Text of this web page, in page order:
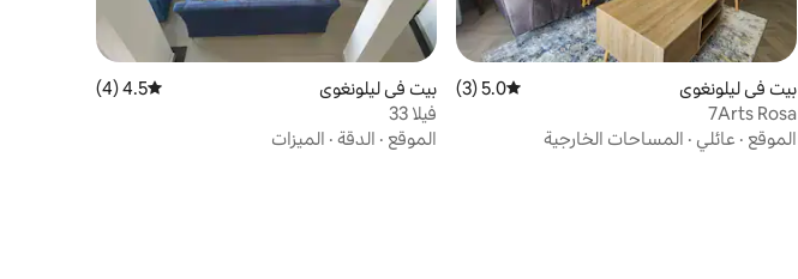
بيت في ليلونغوي متوسط التقييم 5.0 من 5، 3 مراجعات
5.0 (3)
7Arts Rosa
الموقع · عائلي · المساحات الخارجية
بيت في ليلونغوي متوسط التقييم 4.5 من 5، 4 مراجعات
4.5 (4)
فيلا 33
الموقع · الدقة · الميزات